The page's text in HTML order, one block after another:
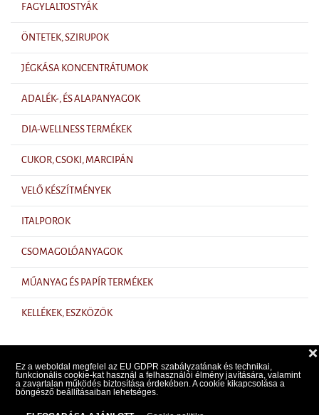
Ez a weboldal megfelel az EU GDPR szabályzatának és technikai,
funkcionális cookie-kat használ a felhasználói élmény javítására, valamint
a zavartalan működés biztosítása érdekében. A cookie kikapcsolása a
böngésző beállításaiban lehetséges.
❌
FAGYLALTOSTYÁK
ÖNTETEK, SZIRUPOK
JÉGKÁSA KONCENTRÁTUMOK
ADALÉK-, ÉS ALAPANYAGOK
DIA-WELLNESS TERMÉKEK
CUKOR, CSOKI, MARCIPÁN
VELŐ KÉSZÍTMÉNYEK
ITALPOROK
CSOMAGOLÓANYAGOK
MŰANYAG ÉS PAPÍR TERMÉKEK
KELLÉKEK, ESZKÖZÖK
Árlista
Kapcsolat